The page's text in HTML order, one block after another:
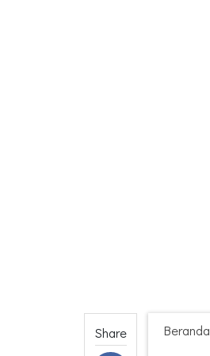
Share Beranda